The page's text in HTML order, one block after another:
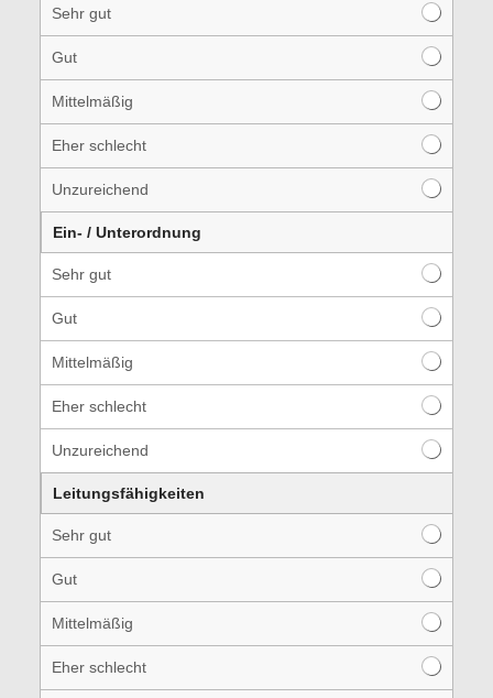
Sehr gut
Gut
Mittelmäßig
Eher schlecht
Unzureichend
Ein- / Unterordnung
Sehr gut
Gut
Mittelmäßig
Eher schlecht
Unzureichend
Leitungsfähigkeiten
Sehr gut
Gut
Mittelmäßig
Eher schlecht